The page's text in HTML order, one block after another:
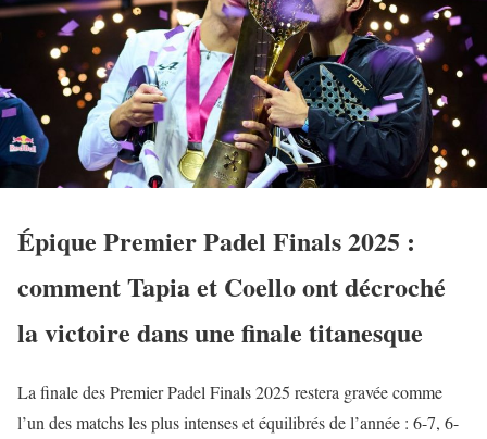
Épique Premier Padel Finals 2025 :
comment Tapia et Coello ont décroché
la victoire dans une finale titanesque
La finale des Premier Padel Finals 2025 restera gravée comme
l’un des matchs les plus intenses et équilibrés de l’année : 6-7, 6-